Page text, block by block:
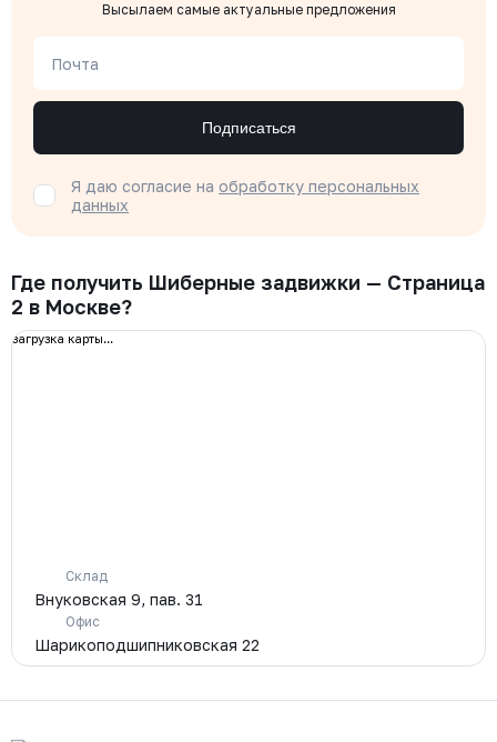
Высылаем самые актуальные предложения
Почта
Подписаться
Я даю согласие на обработку персональных
данных
Где получить Шиберные задвижки — Страница
2 в Москве?
загрузка карты...
Склад
Внуковская 9, пав. 31
Офис
Шарикоподшипниковская 22